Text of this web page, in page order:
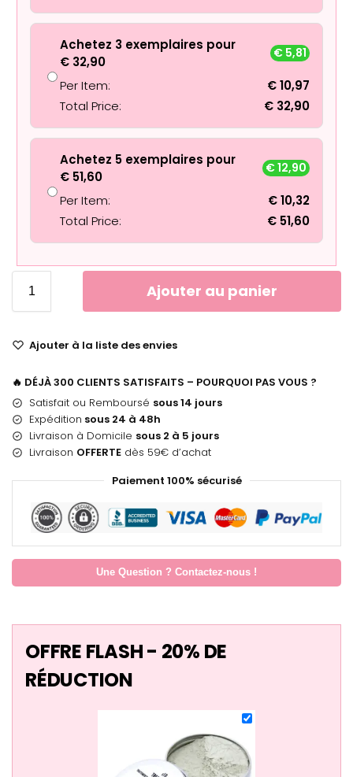
Achetez 3 exemplaires pour
€ 32,90
€ 5,81
Per Item: €10,97
Total Price:
€ 32,90
Achetez 5 exemplaires pour
€ 51,60
€12,90
Per Item: €10,32
Total Price:
€ 51,60
Ajouter au panier
Ajouter à la liste des envies
🔥 DÉJÀ 300 CLIENTS SATISFAITS – POURQUOI PAS VOUS ?
Satisfait ou Remboursé sous 14 jours
Expédition sous 24 à 48h
Livraison à Domicile sous 2 à 5 jours
Livraison OFFERTE dès 59€ d’achat
Paiement 100% sécurisé
Une Question ? Contactez-nous !
OFFRE FLASH - 20% DE
RÉDUCTION